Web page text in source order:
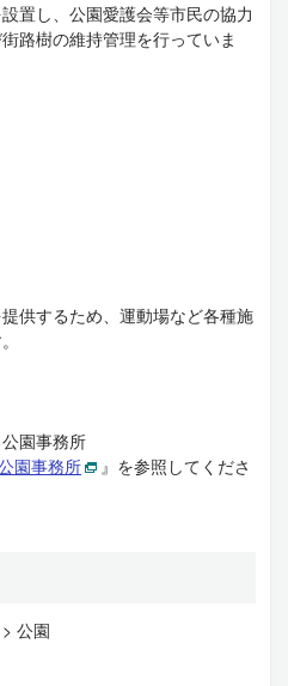
置し、公園愛護会等市民の協力
路樹の維持管理を行っていま
供するため、運動場など各種施
園事務所
園事務所
』を参照してくださ
公園